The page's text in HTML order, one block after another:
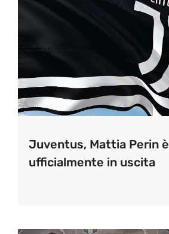
Juventus, Mattia Perin è
ufficialmente in uscita